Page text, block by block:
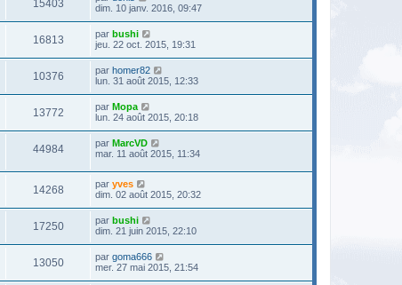
15403
dim. 10 janv. 2016, 09:47
16813 par bushi
jeu. 22 oct. 2015, 19:31
10376 par homer82
lun. 31 août 2015, 12:33
13772 par Mopa
lun. 24 août 2015, 20:18
44984 par MarcVD
mar. 11 août 2015, 11:34
14268 par yves
dim. 02 août 2015, 20:32
17250 par bushi
dim. 21 juin 2015, 22:10
13050 par goma666
mer. 27 mai 2015, 21:54